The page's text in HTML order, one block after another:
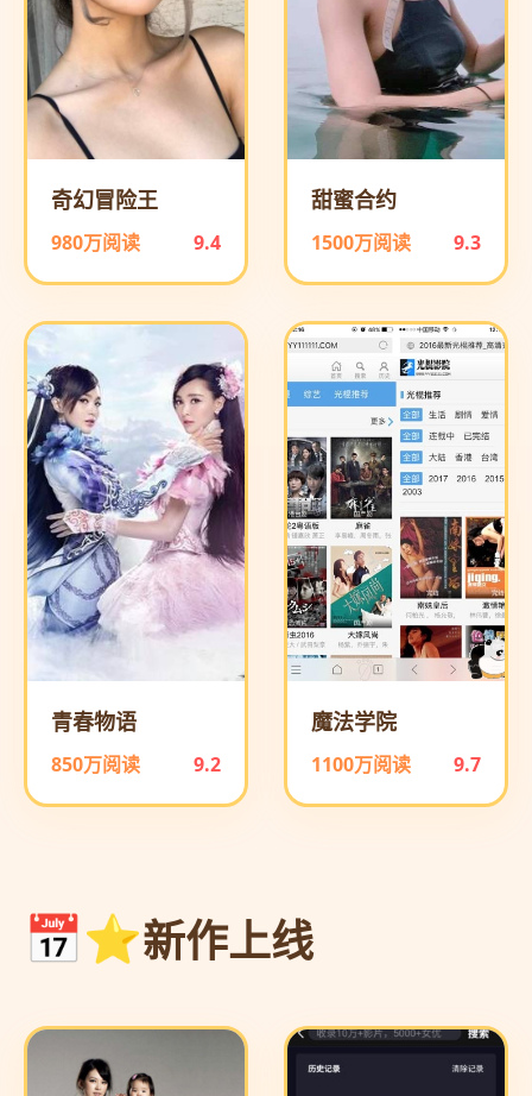
奇幻冒险王
980万阅读 9.4
甜蜜合约
1500万阅读 9.3
青春物语
850万阅读 9.2
魔法学院
1100万阅读 9.7
新作上线